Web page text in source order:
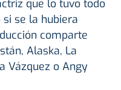
que lo tuvo todo
se la hubiera
comparte
Alaska, La
Vázquez o Angy